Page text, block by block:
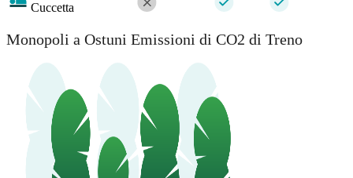
Cuccetta
Monopoli a Ostuni Emissioni di CO2 di Treno